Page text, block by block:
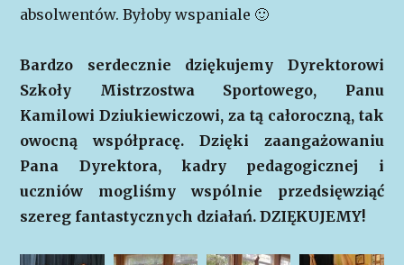
absolwentów. Byłoby wspaniale 🙂
Bardzo serdecznie dziękujemy Dyrektorowi
Szkoły Mistrzostwa Sportowego, Panu
Kamilowi Dziukiewiczowi, za tą całoroczną, tak
owocną współpracę. Dzięki zaangażowaniu
Pana Dyrektora, kadry pedagogicznej i
uczniów mogliśmy wspólnie przedsięwziąć
szereg fantastycznych działań. DZIĘKUJEMY!